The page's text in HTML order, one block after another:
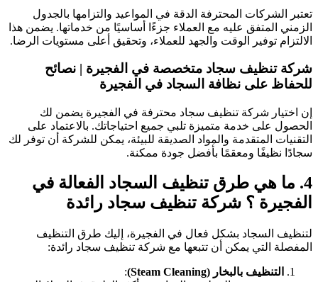
تعتبر الشركات المحترفة الدقة في المواعيد والتزامها بالجدول
الزمني المتفق عليه مع العملاء جزءًا أساسيًا من خدماتها. يضمن هذا
الالتزام توفير الوقت والجهد للعملاء، وتحقيق أعلى مستويات الرضا.
شركة تنظيف سجاد متخصصة في الفجيرة | نصائح
للحفاظ على نظافة السجاد في الفجيرة
إن اختيار شركة تنظيف سجاد محترفة في الفجيرة يضمن لك
الحصول على خدمة متميزة تلبي جميع احتياجاتك. بالاعتماد على
التقنيات المتقدمة والمواد الصديقة للبيئة، يمكن للشركة أن توفر لك
سجادًا نظيفًا ومعقمًا بأفضل جودة ممكنة.
4. ما هي طرق تنظيف السجاد الفعالة في
الفجيرة ؟ شركة تنظيف سجاد رائدة
لتنظيف السجاد بشكل فعال في الفجيرة، إليك طرق التنظيف
المفصلة التي يمكن أن تتبعها مع شركة تنظيف سجاد رائدة:
التنظيف بالبخار (Steam Cleaning)
: